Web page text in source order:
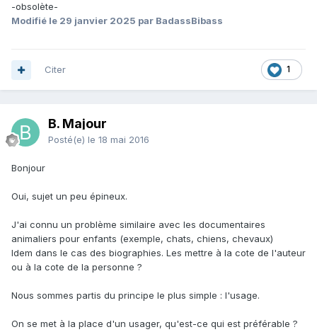
-obsolète-
Modifié le 29 janvier 2025 par BadassBibass
1
Citer
B. Majour
Posté(e) le 18 mai 2016
Bonjour
Oui, sujet un peu épineux.
J'ai connu un problème similaire avec les documentaires
animaliers pour enfants (exemple, chats, chiens, chevaux)
Idem dans le cas des biographies. Les mettre à la cote de l'auteur
ou à la cote de la personne ?
Nous sommes partis du principe le plus simple : l'usage.
On se met à la place d'un usager, qu'est-ce qui est préférable ?